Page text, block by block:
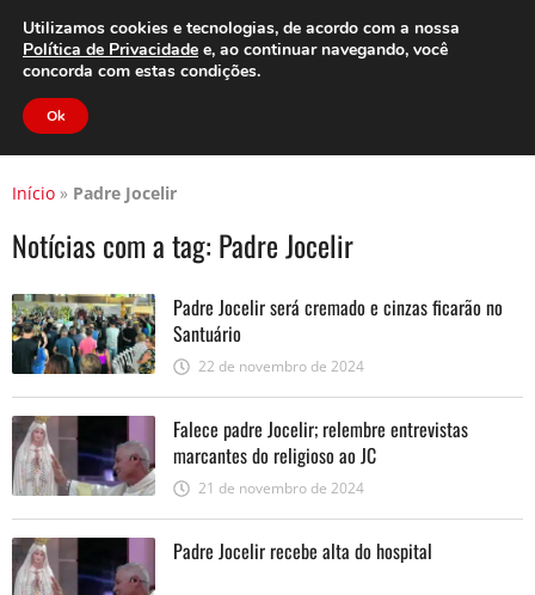
Clube do Assinante Área do Assinante
Início » Padre Jocelir
Notícias com a tag: Padre Jocelir
Padre Jocelir será cremado e cinzas ficarão no
Santuário
22 de novembro de 2024
Falece padre Jocelir; relembre entrevistas
marcantes do religioso ao JC
21 de novembro de 2024
Padre Jocelir recebe alta do hospital
Utilizamos cookies e tecnologias, de acordo com a nossa
Política de Privacidade e, ao continuar navegando, você
concorda com estas condições.
Ok